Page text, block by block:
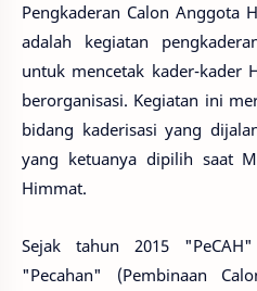
Pengkaderan Calon Anggota
adalah kegiatan
untuk mencetak kader-kader
berorganisasi. Kegiatan ini
bidang kaderisasi yang
yang ketuanya dipilih saat
Himmat.
Sejak tahun 2015
"Pecahan" (Pembinaan